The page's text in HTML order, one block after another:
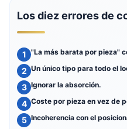
Los diez errores de
"La más barata por pieza"
Un único tipo para todo el
Ignorar la absorción.
Coste por pieza en vez de
Incoherencia con el